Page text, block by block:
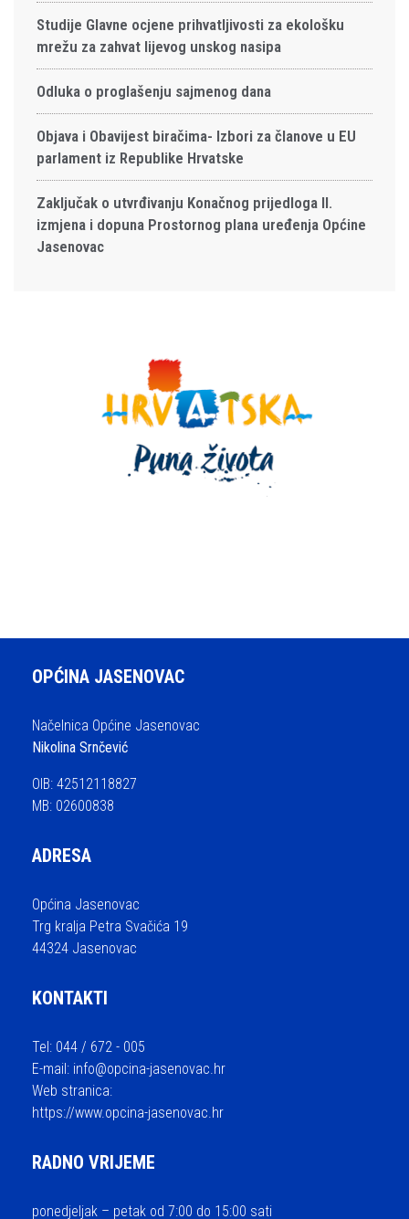
Studije Glavne ocjene prihvatljivosti za ekološku
mrežu za zahvat lijevog unskog nasipa
Odluka o proglašenju sajmenog dana
Objava i Obavijest biračima- Izbori za članove u EU
parlament iz Republike Hrvatske
Zaključak o utvrđivanju Konačnog prijedloga II.
izmjena i dopuna Prostornog plana uređenja Općine
Jasenovac
OPĆINA JASENOVAC
Načelnica Općine Jasenovac
Nikolina Srnčević
OIB: 42512118827
MB: 02600838
ADRESA
Općina Jasenovac
Trg kralja Petra Svačića 19
44324 Jasenovac
KONTAKTI
Tel: 044 / 672 - 005
E-mail: info@opcina-jasenovac.hr
Web stranica:
https://www.opcina-jasenovac.hr
RADNO VRIJEME
ponedjeljak – petak od 7:00 do 15:00 sati